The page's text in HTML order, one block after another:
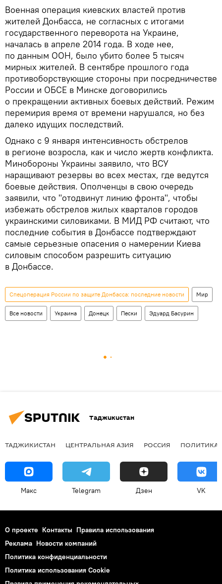
Военная операция киевских властей против
жителей Донбасса, не согласных с итогами
государственного переворота на Украине,
началась в апреле 2014 года. В ходе нее,
по данным ООН, было убито более 5 тысяч
мирных жителей. В сентябре прошлого года
противоборствующие стороны при посредничестве
России и ОБСЕ в Минске договорились
о прекращении активных боевых действий. Режим
перемирия время от времени нарушался, но без
далеко идущих последствий.
Однако с 9 января интенсивность обстрелов
в регионе возросла, как и число жертв конфликта.
Минобороны Украины заявило, что ВСУ
наращивают резервы во всех местах, где ведутся
боевые действия. Ополченцы в свою очередь
заявили, что "отодвинут линию фронта", чтобы
избежать обстрелов жилых кварталов городов
украинскими силовиками. В МИД РФ считают, что
последние события в Донбассе подтверждают
самые серьезные опасения о намерении Киева
силовым способом разрешить ситуацию
в Донбассе.
Спецоперация России по защите Донбасса: последние новости Мир
Все новости Украина Донецк Пески Эдуард Басурин
Таджикистан
ТАДЖИКИСТАН ЦЕНТРАЛЬНАЯ АЗИЯ РОССИЯ ПОЛИТИКА
Макс Telegram Дзен VK
О проекте Контакты Правила использования
Реклама Новости компаний
Политика конфиденциальности
Политика использования Cookie